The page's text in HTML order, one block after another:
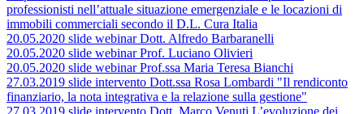
professionisti nell’attuale situazione emergenziale e le locazioni di
immobili commerciali secondo il D.L. Cura Italia
20.05.2020 slide webinar Dott. Alfredo Barbaranelli
20.05.2020 slide webinar Prof. Luciano Olivieri
20.05.2020 slide webinar Prof.ssa Maria Teresa Bianchi
27.03.2019 slide intervento Dott.ssa Rosa Lombardi "Il rendiconto
finanziario, la nota integrativa e la relazione sulla gestione"
27.03.2019 slide intervento Dott. Marco Venuti L’evoluzione dei